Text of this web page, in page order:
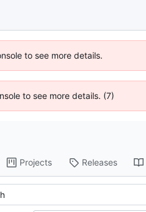
to see more details.
to see more details. (7)
Projects Releases